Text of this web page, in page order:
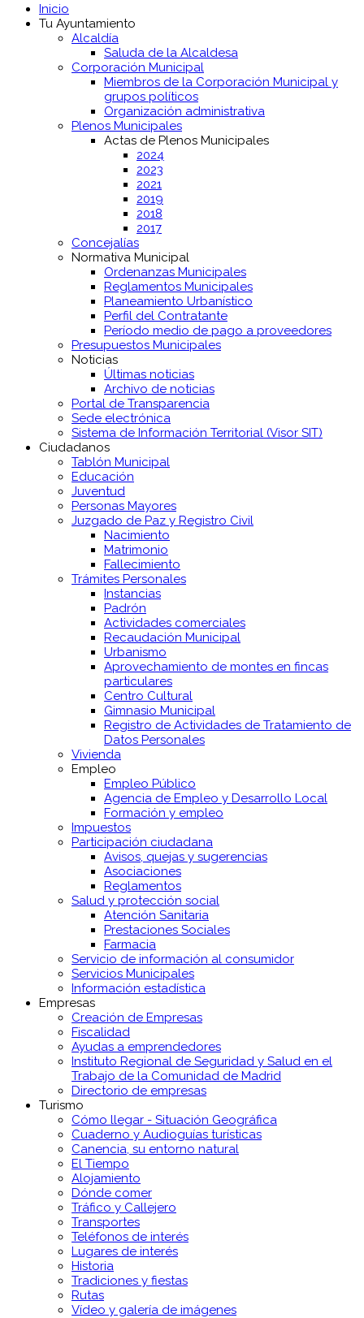
Inicio
Tu Ayuntamiento
Alcaldía
Saluda de la Alcaldesa
Corporación Municipal
Miembros de la Corporación Municipal y
grupos políticos
Organización administrativa
Plenos Municipales
Actas de Plenos Municipales
2024
2023
2021
2019
2018
2017
Concejalías
Normativa Municipal
Ordenanzas Municipales
Reglamentos Municipales
Planeamiento Urbanístico
Perfil del Contratante
Período medio de pago a proveedores
Presupuestos Municipales
Noticias
Últimas noticias
Archivo de noticias
Portal de Transparencia
Sede electrónica
Sistema de Información Territorial (Visor SIT)
Ciudadanos
Tablón Municipal
Educación
Juventud
Personas Mayores
Juzgado de Paz y Registro Civil
Nacimiento
Matrimonio
Fallecimiento
Trámites Personales
Instancias
Padrón
Actividades comerciales
Recaudación Municipal
Urbanismo
Aprovechamiento de montes en fincas
particulares
Centro Cultural
Gimnasio Municipal
Registro de Actividades de Tratamiento de
Datos Personales
Vivienda
Empleo
Empleo Público
Agencia de Empleo y Desarrollo Local
Formación y empleo
Impuestos
Participación ciudadana
Avisos, quejas y sugerencias
Asociaciones
Reglamentos
Salud y protección social
Atención Sanitaria
Prestaciones Sociales
Farmacia
Servicio de información al consumidor
Servicios Municipales
Información estadística
Empresas
Creación de Empresas
Fiscalidad
Ayudas a emprendedores
Instituto Regional de Seguridad y Salud en el
Trabajo de la Comunidad de Madrid
Directorio de empresas
Turismo
Cómo llegar - Situación Geográfica
Cuaderno y Audioguías turísticas
Canencia, su entorno natural
El Tiempo
Alojamiento
Dónde comer
Tráfico y Callejero
Transportes
Teléfonos de interés
Lugares de interés
Historia
Tradiciones y fiestas
Rutas
Vídeo y galería de imágenes